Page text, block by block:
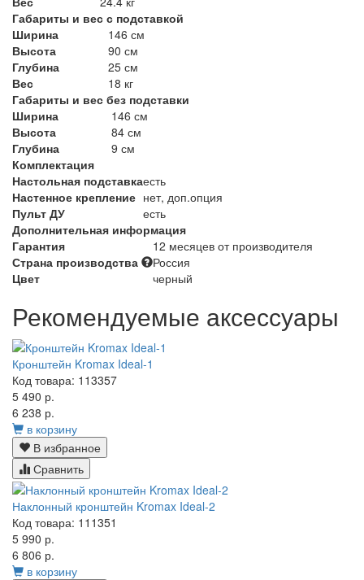
Габариты и вес с подставкой
Ширина
146 см
Высота
90 см
Глубина
25 см
Вес
18 кг
Габариты и вес без подставки
Ширина
146 см
Высота
84 см
Глубина
9 см
Комплектация
Настольная подставкаесть
Настенное крепление нет, доп.опция
Пульт ДУ
есть
Дополнительная информация
Гарантия
12 месяцев от производителя
Страна производства
Россия
Цвет
черный
Рекомендуемые аксессуары
Кронштейн Kromax Ideal-1
Код товара: 113357
5 490 р.
6 238 р.
в корзину
В избранное
Сравнить
Наклонный кронштейн Kromax Ideal-2
Код товара: 111351
5 990 р.
6 806 р.
в корзину